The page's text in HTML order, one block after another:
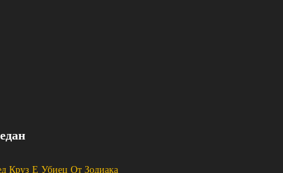
Круз Е Убиец От Зодиака